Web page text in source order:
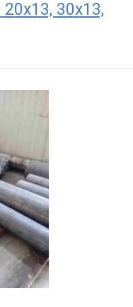
30х13,